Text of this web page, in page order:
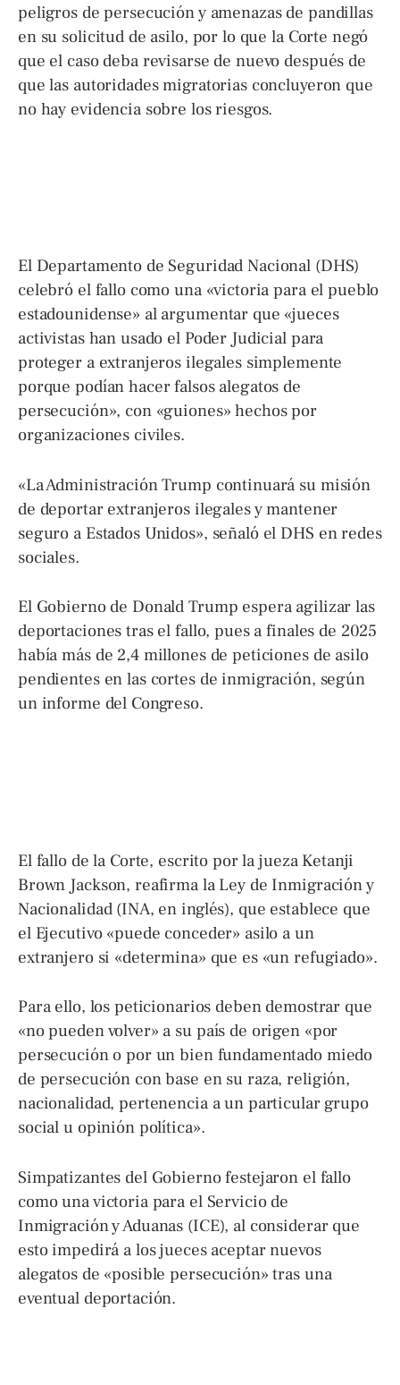
peligros de persecución y amenazas de pandillas
en su solicitud de asilo, por lo que la Corte negó
que el caso deba revisarse de nuevo después de
que las autoridades migratorias concluyeron que
no hay evidencia sobre los riesgos.
El Departamento de Seguridad Nacional (DHS)
celebró el fallo como una «victoria para el pueblo
estadounidense» al argumentar que «jueces
activistas han usado el Poder Judicial para
proteger a extranjeros ilegales simplemente
porque podían hacer falsos alegatos de
persecución», con «guiones» hechos por
organizaciones civiles.
«La Administración Trump continuará su misión
de deportar extranjeros ilegales y mantener
seguro a Estados Unidos», señaló el DHS en redes
sociales.
El Gobierno de Donald Trump espera agilizar las
deportaciones tras el fallo, pues a finales de 2025
había más de 2,4 millones de peticiones de asilo
pendientes en las cortes de inmigración, según
un informe del Congreso.
El fallo de la Corte, escrito por la jueza Ketanji
Brown Jackson, reafirma la Ley de Inmigración y
Nacionalidad (INA, en inglés), que establece que
el Ejecutivo «puede conceder» asilo a un
extranjero si «determina» que es «un refugiado».
Para ello, los peticionarios deben demostrar que
«no pueden volver» a su país de origen «por
persecución o por un bien fundamentado miedo
de persecución con base en su raza, religión,
nacionalidad, pertenencia a un particular grupo
social u opinión política».
Simpatizantes del Gobierno festejaron el fallo
como una victoria para el Servicio de
Inmigración y Aduanas (ICE), al considerar que
esto impedirá a los jueces aceptar nuevos
alegatos de «posible persecución» tras una
eventual deportación.